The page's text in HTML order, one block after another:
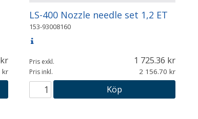
LS-400 Nozzle needle set 1,2 ET
153-93008160
Pris exkl. 1 725.36
Pris inkl. 2 156.70
Köp